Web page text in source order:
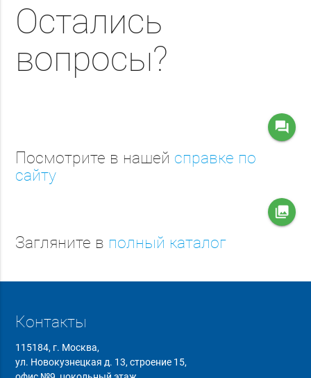
Остались
вопросы?
question_answer
Посмотрите в нашей справке по
сайту
collections
Загляните в полный каталог
Контакты
115184, г. Москва,
ул. Новокузнецкая д. 13, строение 15,